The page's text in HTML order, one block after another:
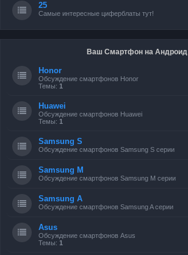
25
Самые интересные циферблаты тут!
Ваш Смартфон на Андроид
Honor
Обсуждение смартфонов Honor
Темы: 1
Huawei
Обсуждение смартфонов Huawei
Темы: 1
Samsung S
Обсуждение смартфонов Samsung S серии
Samsung M
Обсуждение смартфонов Samsung M серии
Samsung A
Обсуждение смартфонов Samsung A серии
Asus
Обсуждение смартфонов Asus
Темы: 1